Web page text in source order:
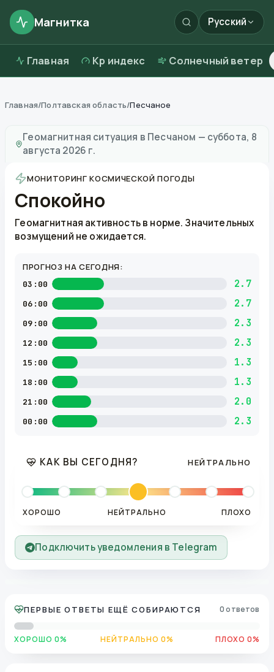
Магнитка Русский
Главная Kp индекс Солнечный ветер
Главная/Полтавская область/Песчаное
Геомагнитная ситуация в Песчаном — суббота, 8
августа 2026 г.
МОНИТОРИНГ КОСМИЧЕСКОЙ ПОГОДЫ
Спокойно
Геомагнитная активность в норме. Значительных
возмущений не ожидается.
ПРОГНОЗ НА СЕГОДНЯ:
03:00 2.7
06:00 2.7
09:00 2.3
12:00 2.3
15:00 1.3
18:00 1.3
21:00 2.0
00:00 2.3
КАК ВЫ СЕГОДНЯ? НЕЙТРАЛЬНО
ХОРОШО НЕЙТРАЛЬНО ПЛОХО
Подключить уведомления в Telegram
ПЕРВЫЕ ОТВЕТЫ ЕЩЁ СОБИРАЮТСЯ 0 ответов
ХОРОШО 0% НЕЙТРАЛЬНО 0% ПЛОХО 0%